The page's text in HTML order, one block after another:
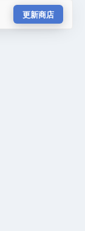
更新商店